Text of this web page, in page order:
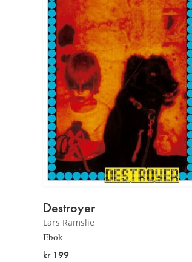
Destroyer
Lars Ramslie
Ebok
kr 199